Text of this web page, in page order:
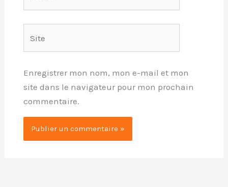
Enregistrer mon nom, mon e-mail et mon
site dans le navigateur pour mon prochain
commentaire.